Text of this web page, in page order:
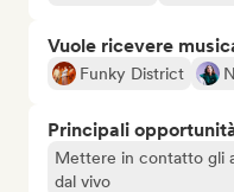
Vuole ricevere
Funky District
Principali
Mettere in contatto gli
dal vivo